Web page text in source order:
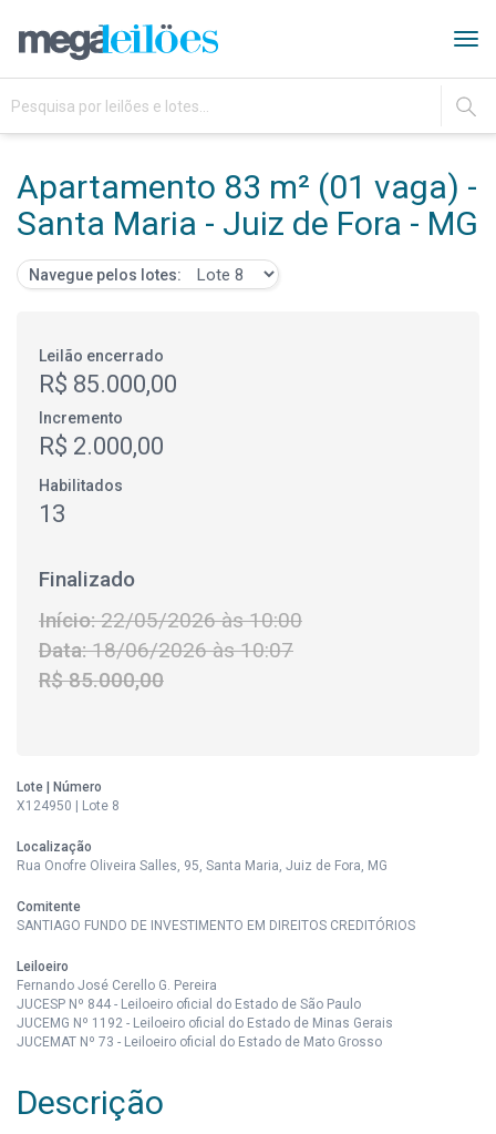
IR
Apartamento 83 m² (01 vaga) -
Santa Maria - Juiz de Fora - MG
Navegue pelos lotes:
Leilão encerrado
R$ 85.000,00
Incremento
R$ 2.000,00
Habilitados
13
Finalizado
Início:22/05/2026 às 10:00
Data:18/06/2026 às 10:07
R$ 85.000,00
Lote | Número
X124950 | Lote 8
Localização
Rua Onofre Oliveira Salles, 95, Santa Maria, Juiz de Fora, MG
Comitente
SANTIAGO FUNDO DE INVESTIMENTO EM DIREITOS CREDITÓRIOS
Leiloeiro
Fernando José Cerello G. Pereira
JUCESP Nº 844 - Leiloeiro oficial do Estado de São Paulo
JUCEMG Nº 1192 - Leiloeiro oficial do Estado de Minas Gerais
JUCEMAT Nº 73 - Leiloeiro oficial do Estado de Mato Grosso
Descrição